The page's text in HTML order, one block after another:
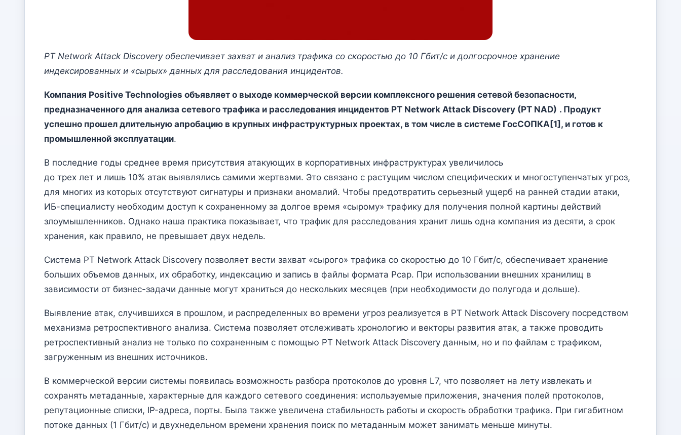
PT Network Attack Discovery обеспечивает захват и анализ трафика со скоростью до 10 Гбит/с и долгосрочное хранение
индексированных и «сырых» данных для расследования инцидентов.
Компания Positive Technologies объявляет о выходе коммерческой версии комплексного решения сетевой безопасности,
предназначенного для анализа сетевого трафика и расследования инцидентов PT Network Attack Discovery (PT NAD) . Продукт
успешно прошел длительную апробацию в крупных инфраструктурных проектах, в том числе в системе ГосСОПКА[1], и готов к
промышленной эксплуатации.
В последние годы среднее время присутствия атакующих в корпоративных инфраструктурах увеличилось
до трех лет и лишь 10% атак выявлялись самими жертвами. Это связано с растущим числом специфических и многоступенчатых угроз,
для многих из которых отсутствуют сигнатуры и признаки аномалий. Чтобы предотвратить серьезный ущерб на ранней стадии атаки,
ИБ-специалисту необходим доступ к сохраненному за долгое время «сырому» трафику для получения полной картины действий
злоумышленников. Однако наша практика показывает, что трафик для расследования хранит лишь одна компания из десяти, а срок
хранения, как правило, не превышает двух недель.
Система PT Network Attack Discovery позволяет вести захват «сырого» трафика со скоростью до 10 Гбит/с, обеспечивает хранение
больших объемов данных, их обработку, индексацию и запись в файлы формата Pcap. При использовании внешних хранилищ в
зависимости от бизнес-задачи данные могут храниться до нескольких месяцев (при необходимости до полугода и дольше).
Выявление атак, случившихся в прошлом, и распределенных во времени угроз реализуется в PT Network Attack Discovery посредством
механизма ретроспективного анализа. Система позволяет отслеживать хронологию и векторы развития атак, а также проводить
ретроспективный анализ не только по сохраненным с помощью PT Network Attack Discovery данным, но и по файлам с трафиком,
загруженным из внешних источников.
В коммерческой версии системы появилась возможность разбора протоколов до уровня L7, что позволяет на лету извлекать и
сохранять метаданные, характерные для каждого сетевого соединения: используемые приложения, значения полей протоколов,
репутационные списки, IP-адреса, порты. Была также увеличена стабильность работы и скорость обработки трафика. При гигабитном
потоке данных (1 Гбит/с) и двухнедельном времени хранения поиск по метаданным может занимать меньше минуты.